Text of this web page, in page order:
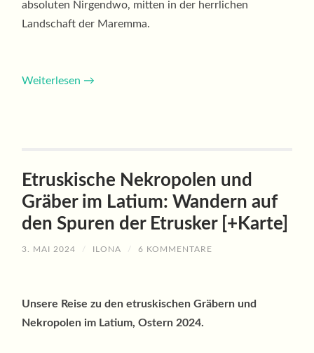
absoluten Nirgendwo, mitten in der herrlichen
Landschaft der Maremma.
Weiterlesen →
Etruskische Nekropolen und
Gräber im Latium: Wandern auf
den Spuren der Etrusker [+Karte]
3. MAI 2024 / ILONA / 6 KOMMENTARE
Unsere Reise zu den etruskischen Gräbern und
Nekropolen im Latium, Ostern 2024.